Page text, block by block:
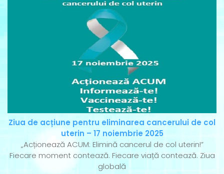
Ziua de acțiune pentru eliminarea cancerului de col
uterin – 17 noiembrie 2025
„Acționează ACUM: Elimină cancerul de col uterin!”
Fiecare moment contează. Fiecare viață contează. Ziua
globală